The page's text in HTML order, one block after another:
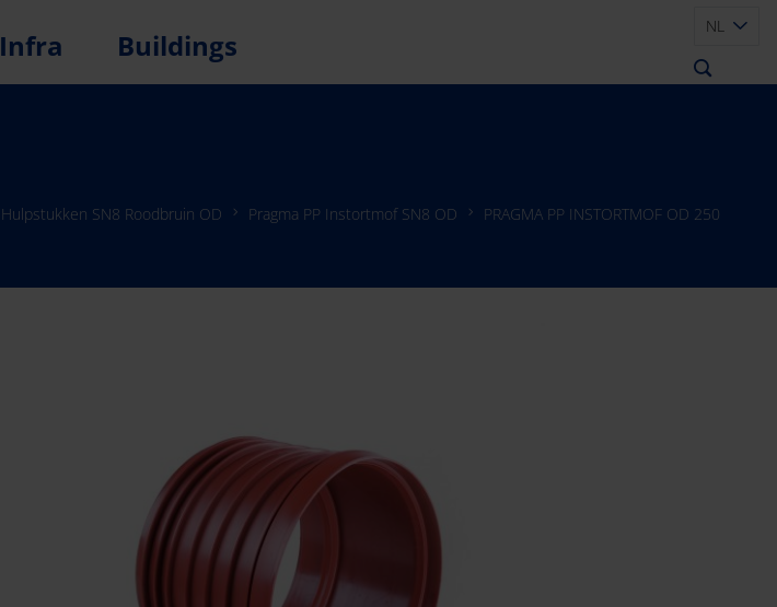
Infra Buildings
NL
Hulpstukken SN8 Roodbruin OD Pragma PP Instortmof SN8 OD
PRAGMA PP INSTORTMOF OD 250